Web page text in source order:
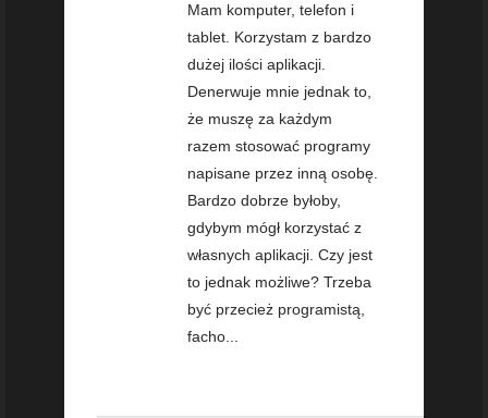
Mam komputer, telefon i
tablet. Korzystam z bardzo
dużej ilości aplikacji.
Denerwuje mnie jednak to,
że muszę za każdym
razem stosować programy
napisane przez inną osobę.
Bardzo dobrze byłoby,
gdybym mógł korzystać z
własnych aplikacji. Czy jest
to jednak możliwe? Trzeba
być przecież programistą,
facho...